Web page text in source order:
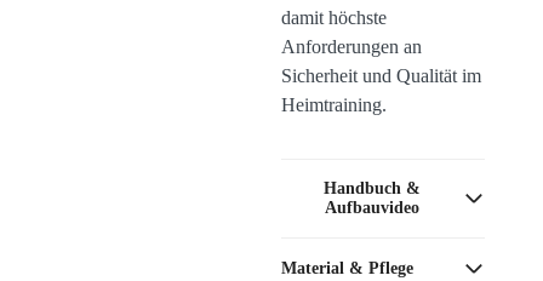
damit höchste
Anforderungen an
Sicherheit und Qualität im
Heimtraining.
Handbuch &
Aufbauvideo
Material & Pflege